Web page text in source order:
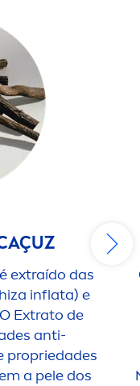
extraído das
inflata) e
Extrato de
anti-
propriedades
a pele dos